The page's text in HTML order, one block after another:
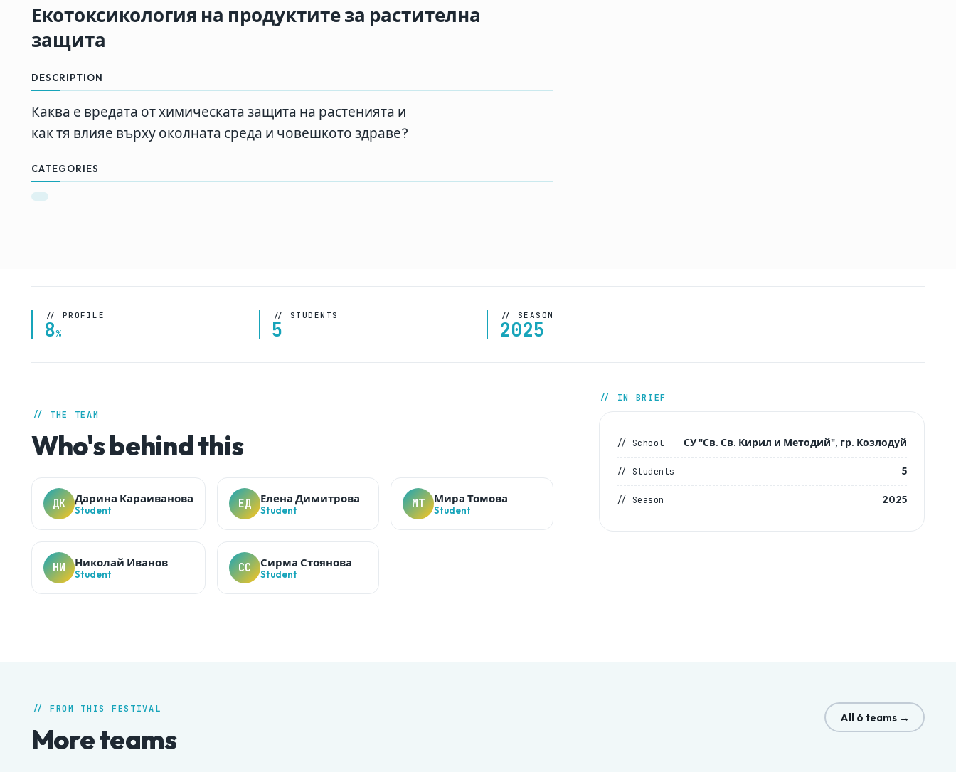
Екотоксикология на продуктите за растителна
защита
DESCRIPTION
Каква е вредата от химическата защита на растенията и
как тя влияе върху околната среда и човешкото здраве?
CATEGORIES
// PROFILE
8%
// STUDENTS
5
// SEASON
2025
// THE TEAM
Who's behind this
ДК Дарина Караиванова
Student ЕД Елена Димитрова
Student МТ Мира Томова
Student
НИ Николай Иванов
Student СС Сирма Стоянова
Student
// IN BRIEF
// School СУ "Св. Св. Кирил и Методий", гр. Козлодуй
// Students 5
// Season 2025
// FROM THIS FESTIVAL
More teams
All 6 teams →